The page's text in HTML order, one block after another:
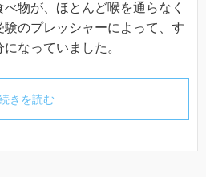
物が、ほとんど喉を通らなく
のプレッシャーによって、す
なっていました。
きを読む